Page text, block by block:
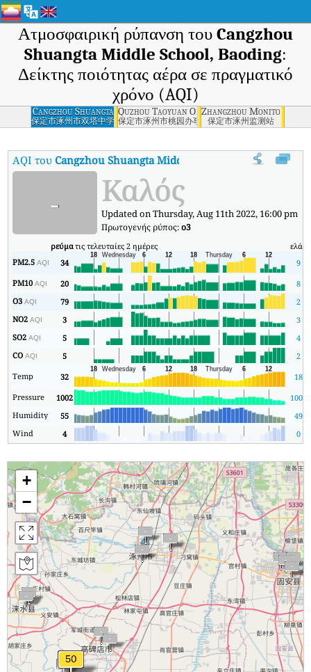
Ατμοσφαιρική ρύπανση του Cangzhou
Shuangta Middle School, Baoding:
Δείκτης ποιότητας αέρα σε πραγματικό
χρόνο (AQI)
Cangzhou Shuangta
Middle School,
Baoding
保定市涿州市双塔中学
Quzhou Taoyuan Office, Baoding
保定市涿州市桃园办事处
Zhangzhou Monitoring
保定市涿州监测站
AQI τουCangzhou Shuangta Middle School, Baoding :
- Καλός
Updated on Thursday, Aug 11th 2022, 16:00 pm
Πρωτογενής ρύπος:o3
ρεύματις τελευταίες 2 ημέρες ελάχ
PM2.5AQI 34
9
PM10AQI 20
8
O3AQI 79
2
NO2AQI 3
3
SO2AQI 5
4
COAQI 5
2
Temp
32
18
Pressure
1002 1002
Humidity
55
49
Wind
4 0
+
−